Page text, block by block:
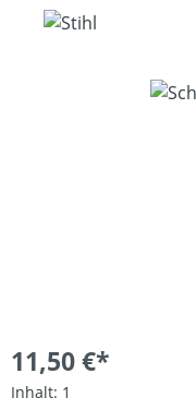
Bildergalerie
11,50 €*
Inhalt: 1